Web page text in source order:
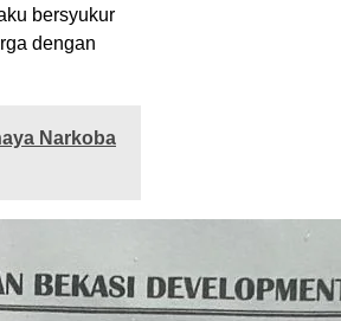
bersyukur
dengan
Narkoba